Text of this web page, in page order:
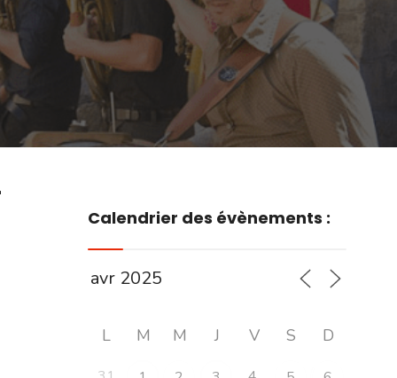
Calendrier des évènements :
L M M J V S D